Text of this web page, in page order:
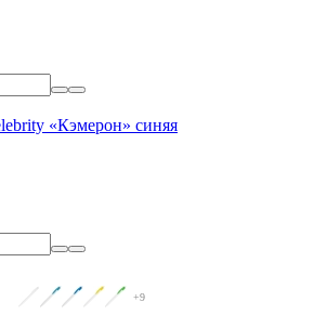
«Кэмерон» синяя
+9